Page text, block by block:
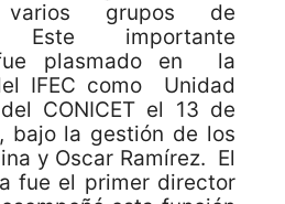
varios grupos de
Este importante
plasmado en la
IFEC como Unidad
CONICET el 13 de
bajo la gestión de los
y Oscar Ramírez. El
fue el primer director